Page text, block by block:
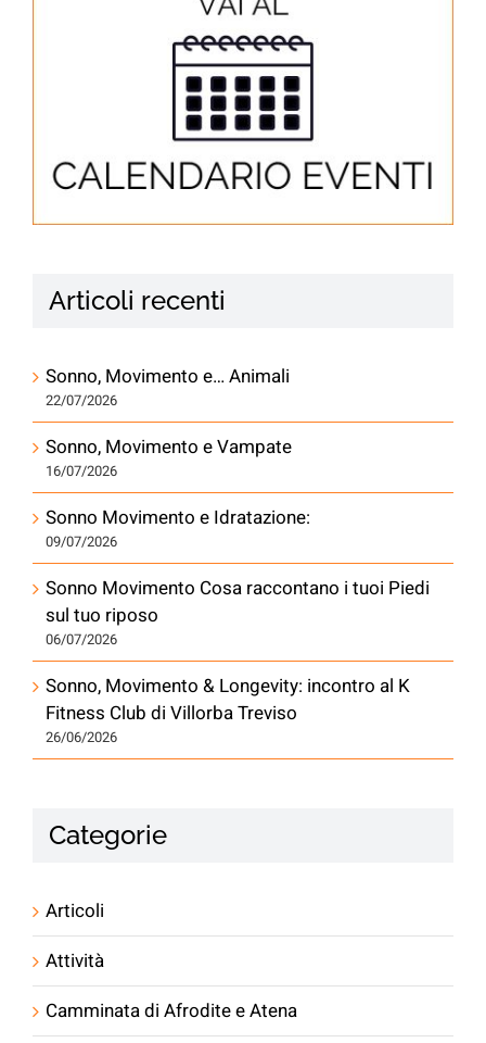
Articoli recenti
Sonno, Movimento e… Animali
22/07/2026
Sonno, Movimento e Vampate
16/07/2026
Sonno Movimento e Idratazione:
09/07/2026
Sonno Movimento Cosa raccontano i tuoi Piedi
sul tuo riposo
06/07/2026
Sonno, Movimento & Longevity: incontro al K
Fitness Club di Villorba Treviso
26/06/2026
Categorie
Articoli
Attività
Camminata di Afrodite e Atena